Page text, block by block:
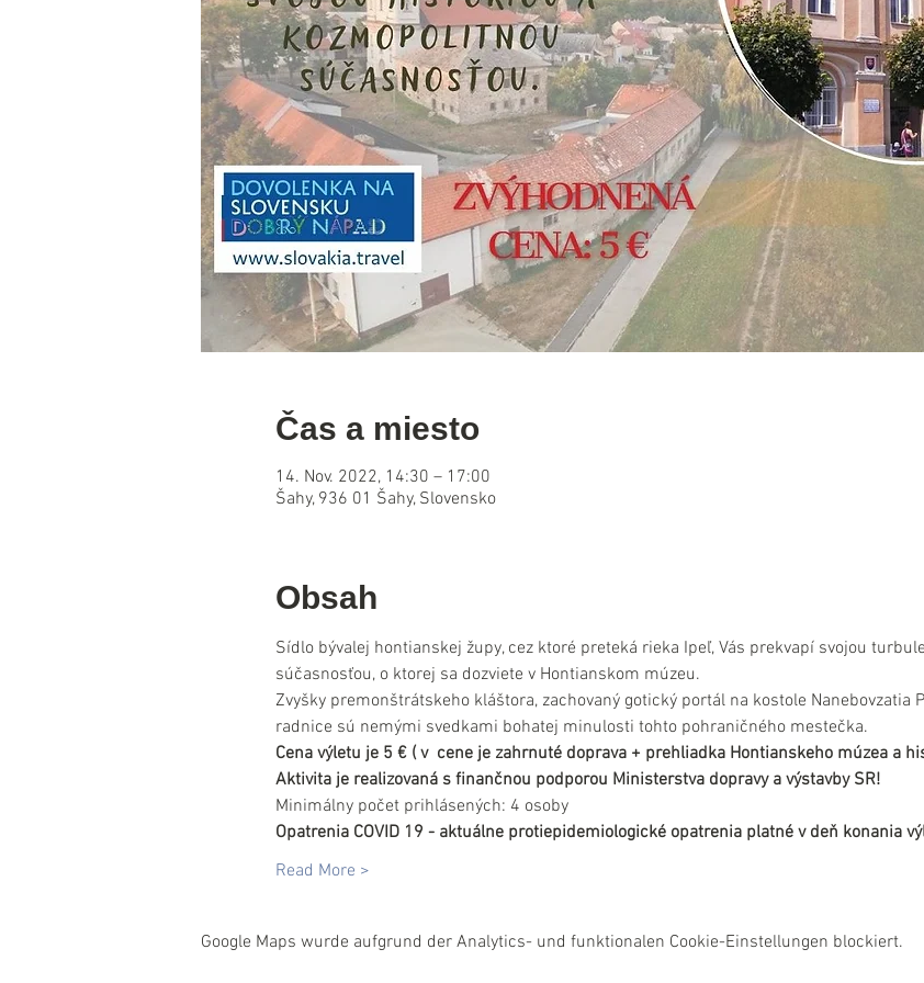
Čas a miesto
14. Nov. 2022, 14:30 – 17:00
Šahy, 936 01 Šahy, Slovensko
Obsah
Sídlo bývalej hontianskej župy, cez ktoré preteká rieka Ipeľ, Vás prekvapí svojou
súčasnosťou, o ktorej sa dozviete v Hontianskom múzeu.
Zvyšky premonštrátskeho kláštora, zachovaný gotický portál na kostole Nanebovzatia
radnice sú nemými svedkami bohatej minulosti tohto pohraničného mestečka.
Cena výletu je 5 € ( v  cene je zahrnuté doprava + prehliadka Hontianskeho múzea a
Aktivita je realizovaná s finančnou podporou Ministerstva dopravy a výstavby SR!
Minimálny počet prihlásených: 4 osoby
Opatrenia COVID 19 - aktuálne protiepidemiologické opatrenia platné v deň konania
Read More >
Google Maps wurde aufgrund der Analytics- und funktionalen Cookie-Einstellungen blockiert.